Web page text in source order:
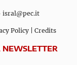
isral@pec.it
Policy Credits